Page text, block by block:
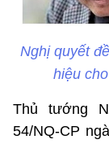
Nghị quyết
hiệu
Thủ tướng
54/NQ-CP